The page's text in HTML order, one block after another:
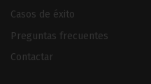
Casos de éxito
Preguntas frecuentes
Contactar